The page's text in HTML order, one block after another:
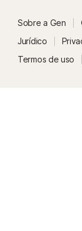
Sobre a Gen
Jurídico
Termos de uso